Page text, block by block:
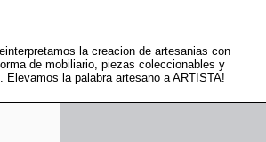
la creacion de artesanias con
de mobiliario, piezas coleccionables y
Elevamos la palabra artesano a ARTISTA!